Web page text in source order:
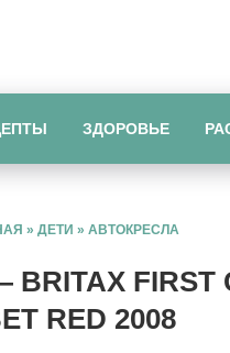
ЗДОРОВЬЕ
» ДЕТИ » АВТОКРЕСЛА
FIRST
RED 2008